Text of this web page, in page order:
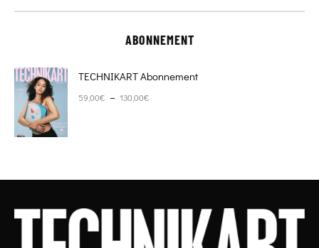
ABONNEMENT
TECHNIKART Abonnement
59,00€ – 130,00€